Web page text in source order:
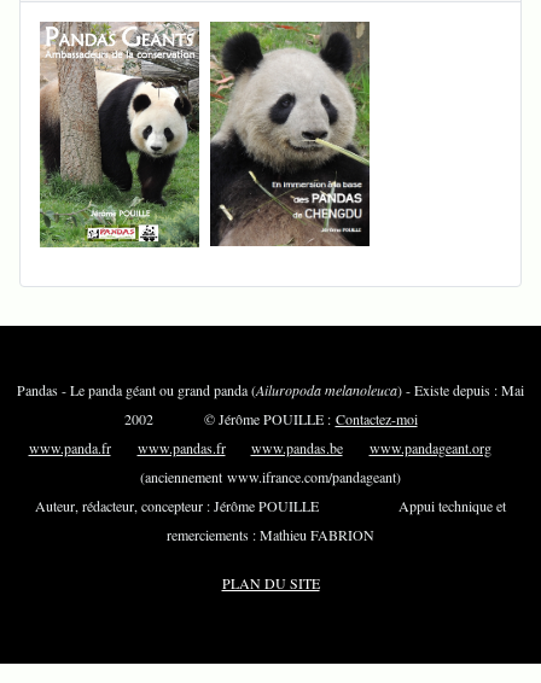
Pandas - Le panda géant ou grand panda (Ailuropoda melanoleuca) - Existe depuis : Mai
2002 © Jérôme POUILLE : Contactez-moi
www.panda.fr
www.pandas.fr www.pandas.be
www.pandageant.org
(anciennement www.ifrance.com/pandageant)
Auteur, rédacteur, concepteur : Jérôme POUILLE Appui technique et
remerciements : Mathieu FABRION
PLAN DU SITE